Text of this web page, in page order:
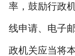
率，鼓励行政
线申请、电子
政机关应当将